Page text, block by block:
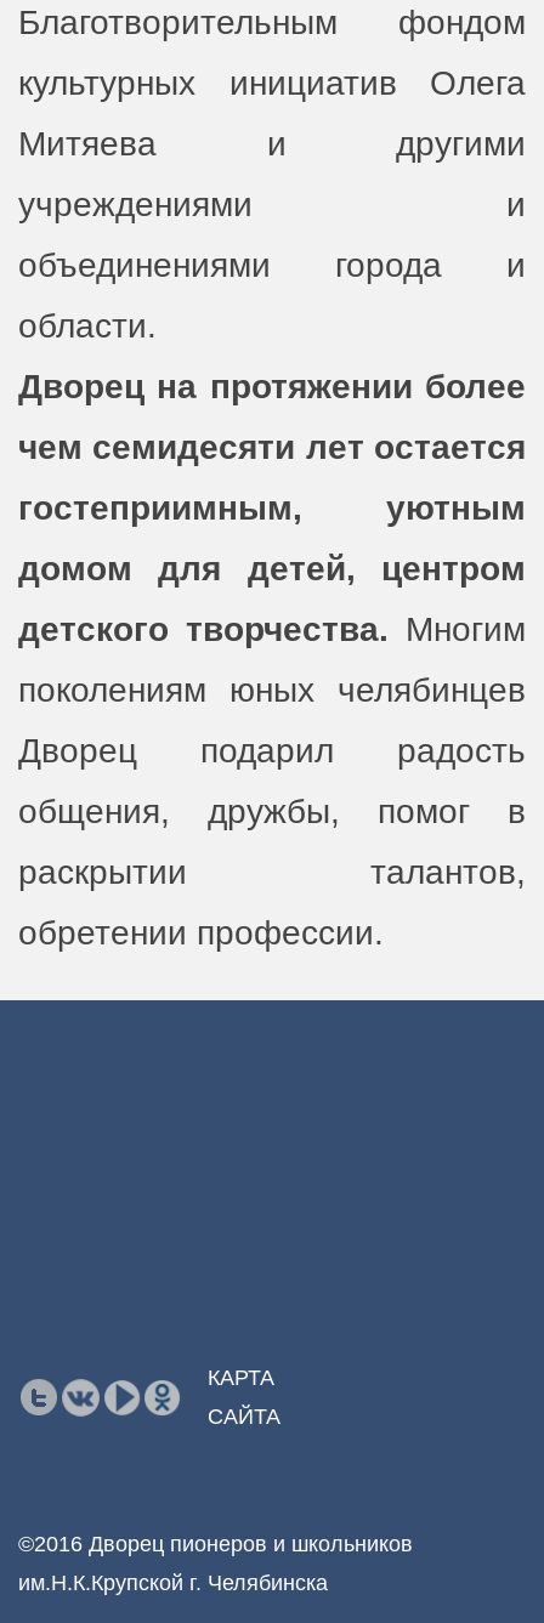
Благотворительным фондом
культурных инициатив Олега
Митяева и другими
учреждениями и
объединениями города и
области.
Дворец на протяжении более
чем семидесяти лет остается
гостеприимным, уютным
домом для детей, центром
детского творчества. Многим
поколениям юных челябинцев
Дворец подарил радость
общения, дружбы, помог в
раскрытии талантов,
обретении профессии.
КАРТА
САЙТА
©2016 Дворец пионеров и школьников
им.Н.К.Крупской г. Челябинска